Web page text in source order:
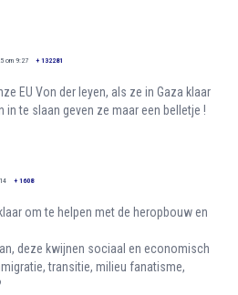
om 9:27 + 132281
EU Von der leyen, als ze in Gaza klaar
in te slaan geven ze maar een belletje !
+ 1608
om te helpen met de heropbouw en
deze kwijnen sociaal en economisch
transitie, milieu fanatisme,